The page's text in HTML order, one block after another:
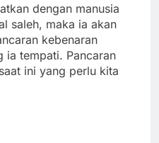
dengan manusia
saleh, maka ia akan
kebenaran
ia tempati. Pancaran
ini yang perlu kita